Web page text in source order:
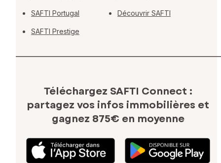
SAFTI Portugal
SAFTI Prestige
Découvrir SAFTI
Téléchargez SAFTI Connect :
partagez vos infos immobilières et
gagnez 875€ en moyenne